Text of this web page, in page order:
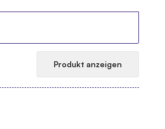
Produkt anzeigen